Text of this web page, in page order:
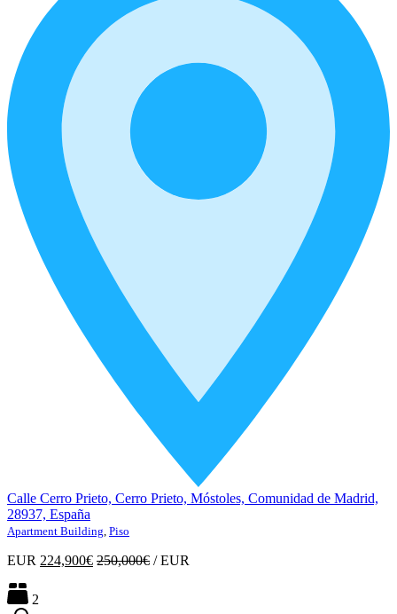
Calle Cerro Prieto, Cerro Prieto, Móstoles, Comunidad de Madrid,
28937, España
Apartment Building, Piso
EUR 224,900€ 250,000€ / EUR
2